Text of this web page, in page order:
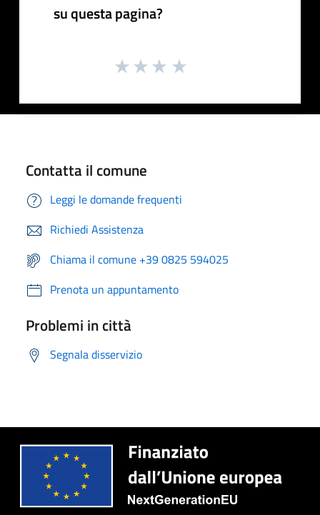
su questa pagina?
Contatta il comune
Leggi le domande frequenti
Richiedi Assistenza
Chiama il comune +39 0825 594025
Prenota un appuntamento
Problemi in città
Segnala disservizio